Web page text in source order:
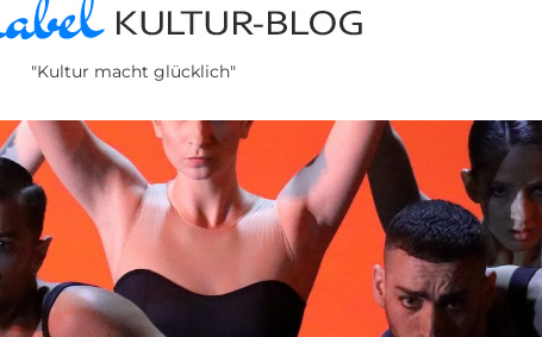
"Kultur macht glücklich"